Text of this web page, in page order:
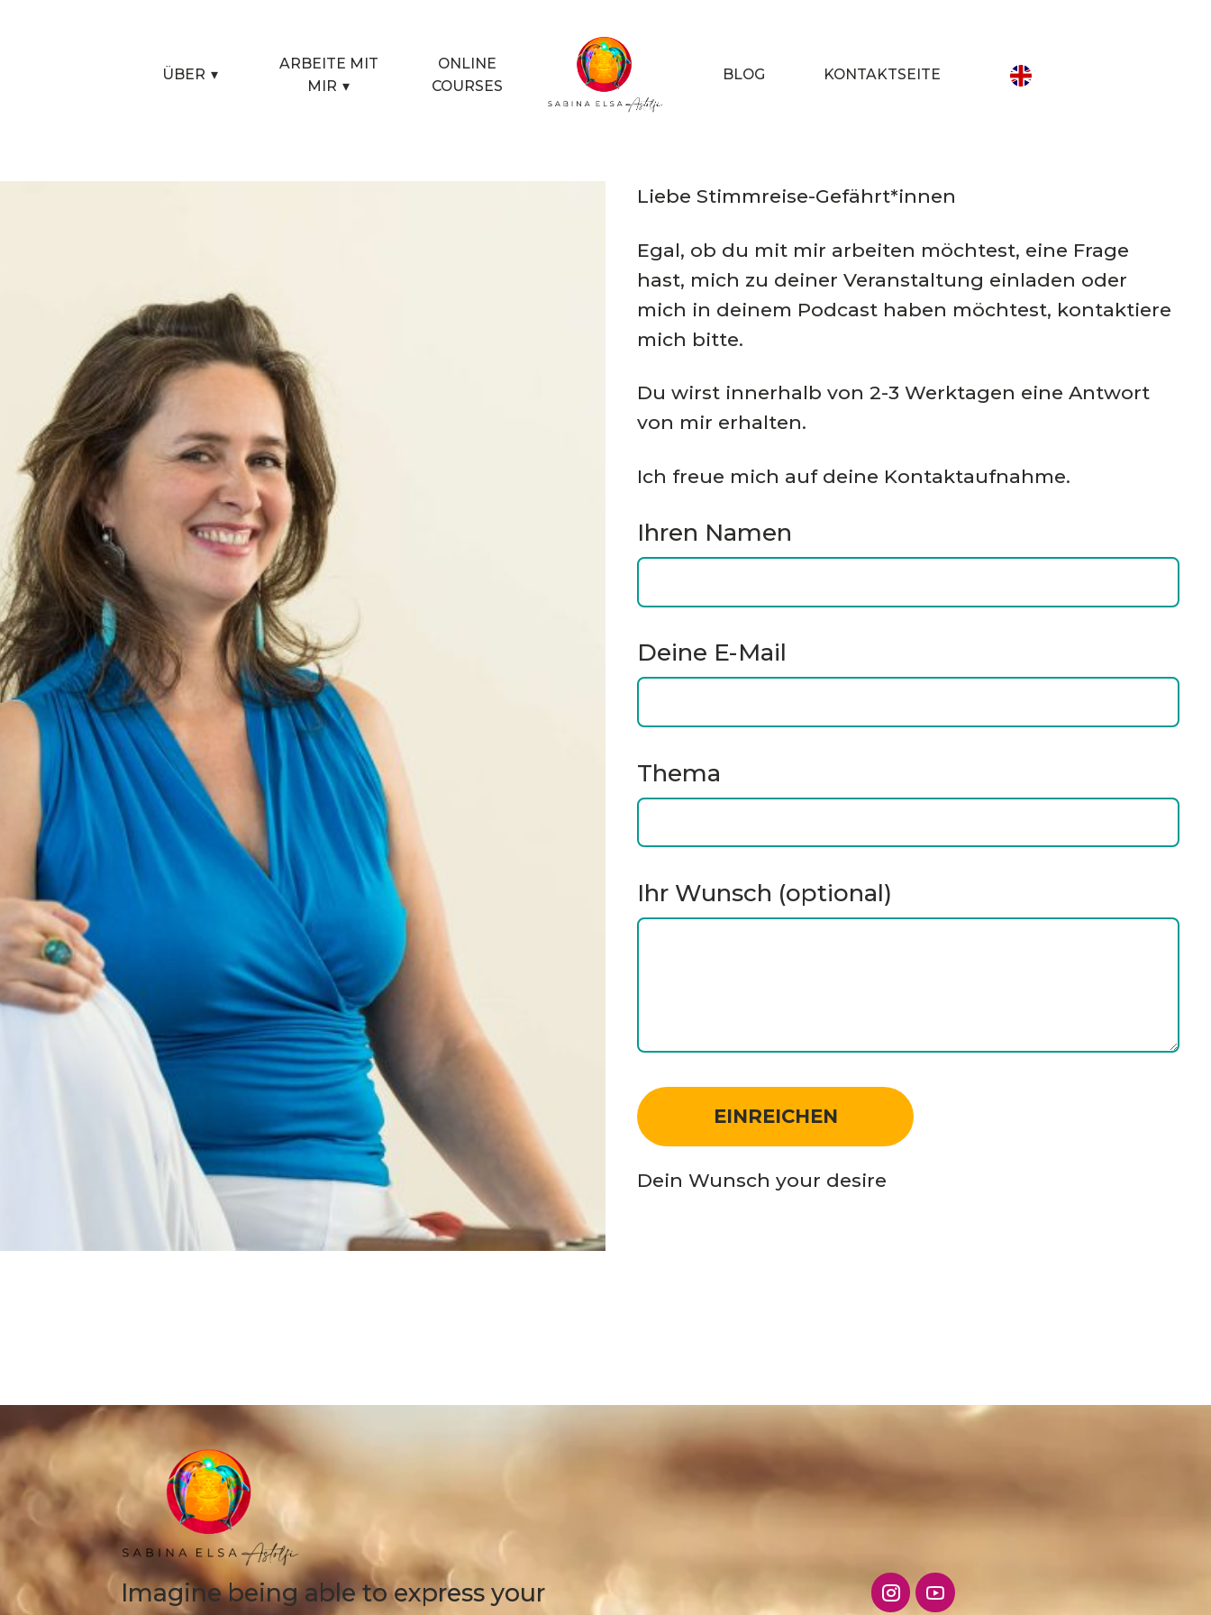
ÜBER ▾
ARBEITE MIT
MIR ▾
ONLINE
COURSES
BLOG KONTAKTSEITE
Liebe Stimmreise-Gefährt*innen
Egal, ob du mit mir arbeiten möchtest, eine Frage
hast, mich zu deiner Veranstaltung einladen oder
mich in deinem Podcast haben möchtest, kontaktiere
mich bitte.
Du wirst innerhalb von 2-3 Werktagen eine Antwort
von mir erhalten.
Ich freue mich auf deine Kontaktaufnahme.
Ihren Namen
Deine E-Mail
Thema
Ihr Wunsch (optional)
Dein Wunsch your desire
Imagine being able to express your